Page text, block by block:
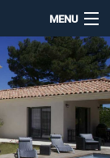
MENU